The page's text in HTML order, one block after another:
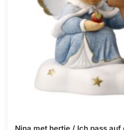
Nina met hertje / Ich pass